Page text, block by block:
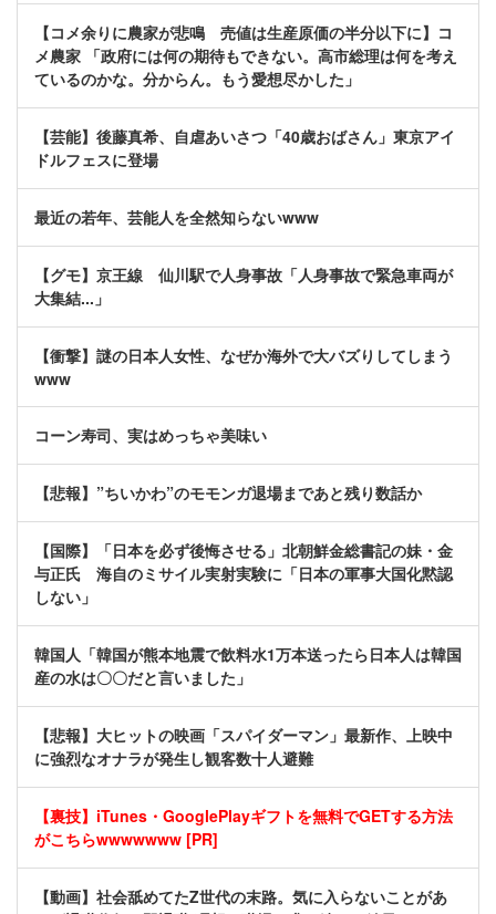
【コメ余りに農家が悲鳴 売値は生産原価の半分以下に】コ
メ農家 「政府には何の期待もできない。高市総理は何を考え
ているのかな。分からん。もう愛想尽かした」
【芸能】後藤真希、自虐あいさつ「40歳おばさん」東京アイ
ドルフェスに登場
最近の若年、芸能人を全然知らないwww
【グモ】京王線 仙川駅で人身事故「人身事故で緊急車両が
大集結...」
【衝撃】謎の日本人女性、なぜか海外で大バズりしてしまう
www
コーン寿司、実はめっちゃ美味い
【悲報】”ちいかわ”のモモンガ退場まであと残り数話か
【国際】「日本を必ず後悔させる」北朝鮮金総書記の妹・金
与正氏 海自のミサイル実射実験に「日本の軍事大国化黙認
しない」
韓国人「韓国が熊本地震で飲料水1万本送ったら日本人は韓国
産の水は〇〇だと言いました」
【悲報】大ヒットの映画「スパイダーマン」最新作、上映中
に強烈なオナラが発生し観客数十人避難
【裏技】iTunes・GooglePlayギフトを無料でGETする方法
がこちらwwwwwww [PR]
【動画】社会舐めてたZ世代の末路。気に入らないことがあ